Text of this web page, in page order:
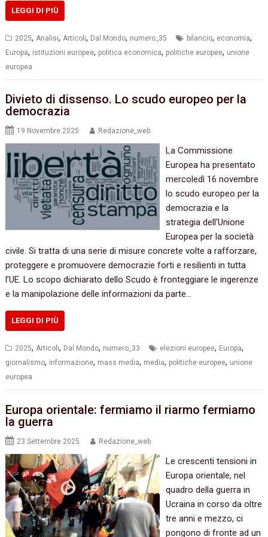
LEGGI DI PIÙ
2025, Analisi, Articoli, Dal Mondo, numero_35 bilancio, economia,
Europa, istituzioni europee, politica economica, politiche europee, unione
europea
Divieto di dissenso. Lo scudo europeo per la
democrazia
19 Novembre 2025 Redazione_web
La Commissione
Europea ha presentato
mercoledì 16 novembre
lo scudo europeo per la
democrazia e la
strategia dell’Unione
Europea per la società
civile. Si tratta di una serie di misure concrete volte a rafforzare,
proteggere e promuovere democrazie forti e resilienti in tutta
l’UE. Lo scopo dichiarato dello Scudo è fronteggiare le ingerenze
e la manipolazione delle informazioni da parte…
LEGGI DI PIÙ
2025,Articoli, Dal Mondo, numero_33 elezioni europee, Europa,
giornalismo, informazione, mass media, media, politiche europee, unione
europea
Europa orientale: fermiamo il riarmo fermiamo
la guerra
23 Settembre 2025 Redazione_web
Le crescenti tensioni in
Europa orientale, nel
quadro della guerra in
Ucraina in corso da oltre
tre anni e mezzo, ci
pongono di fronte ad un